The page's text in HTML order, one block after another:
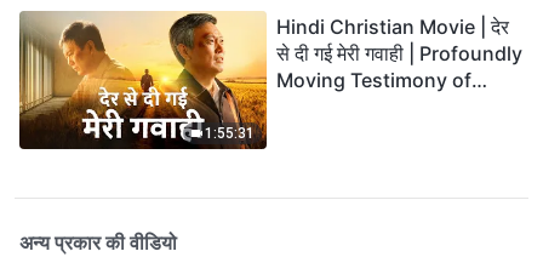
1:55:31
Hindi Christian Movie | देर
से दी गई मेरी गवाही | Profoundly
Moving Testimony of
अन्य प्रकार की वीडियो